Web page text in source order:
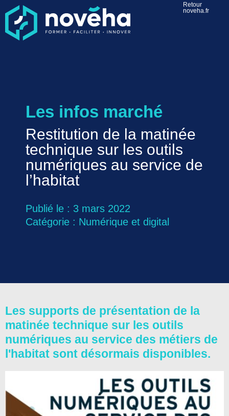
Retour
noveha.fr
Les infos marché
Restitution de la matinée
technique sur les outils
numériques au service de
l’habitat
Publié le : 3 mars 2022
Catégorie : Numérique et digital
Les supports de présentation de la
matinée technique sur les outils
numériques au service des métiers de
l'habitat sont désormais disponibles.